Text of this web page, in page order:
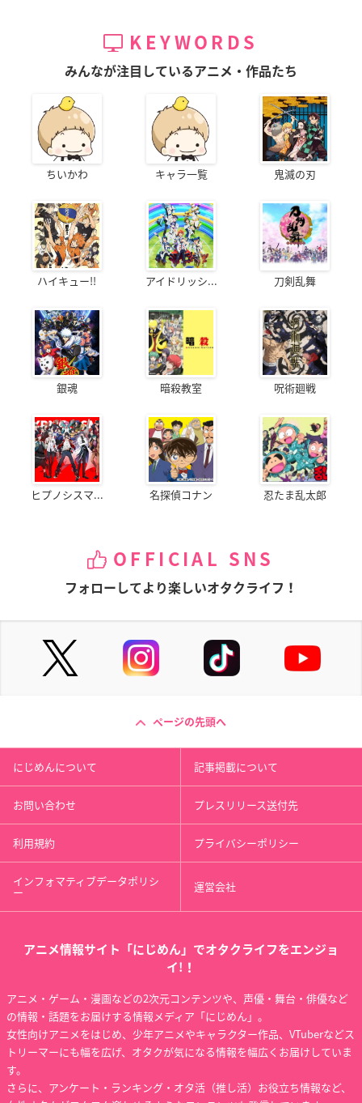
KEYWORDS
みんなが注目しているアニメ・作品たち
ちいかわ キャラ一覧 鬼滅の刃
ハイキュー!! アイドリッシ... 刀剣乱舞
銀魂 暗殺教室 呪術廻戦
ヒプノシスマ... 名探偵コナン 忍たま乱太郎
OFFICIAL SNS
フォローしてより楽しいオタクライフ！
ページの先頭へ
にじめんについて 記事掲載について
お問い合わせ プレスリリース送付先
利用規約 プライバシーポリシー
インフォマティブデータポリシ
ー 運営会社
アニメ情報サイト「にじめん」でオタクライフをエンジョ
イ!！
アニメ・ゲーム・漫画などの2次元コンテンツや、声優・舞台・俳優など
の情報・話題をお届けする情報メディア「にじめん」。
女性向けアニメをはじめ、少年アニメやキャラクター作品、VTuberなどス
トリーマーにも幅を広げ、オタクが気になる情報を幅広くお届けしていま
す。
さらに、アンケート・ランキング・オタ活（推し活）お役立ち情報など、